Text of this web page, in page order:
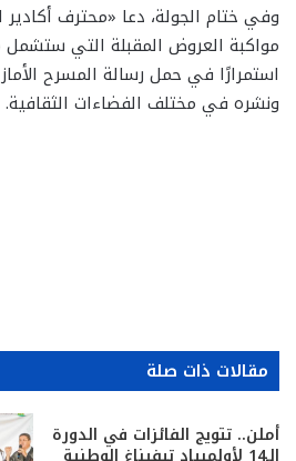
وفي ختام الجولة، دعا «محترف
مواكبة العروض المقبلة التي ستشمل
استمرارًا في حمل رسالة المسرح
ونشره في مختلف الفضاءات الثقافية.
مقالات ذات صلة
أملن.. تتويج الفائزات في الدورة